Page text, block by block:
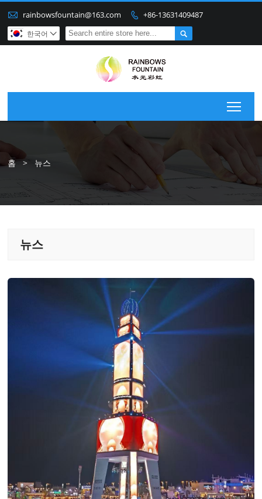
 rainbowsfountain@163.com  +86-13631409487

한국어 
홈 > 뉴스
뉴스